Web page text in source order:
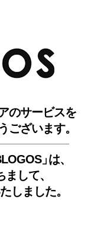
のサービスを
ございます。
」は、
まして、
しました。